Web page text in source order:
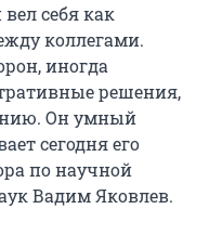
себя как
коллегами.
иногда
решения,
Он умный
сегодня его
по научной
Вадим Яковлев.